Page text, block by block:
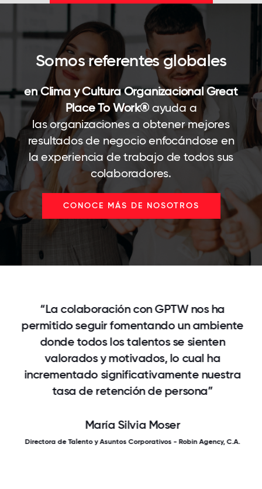
Somos referentes globales
en Clima y Cultura Organizacional Great
Place To Work®ayuda a
las organizaciones a obtener mejores
resultados de negocio enfocándose en
la experiencia de trabajo de todos sus
colaboradores.
CONOCE MÁS DE NOSOTROS
“La colaboración con GPTW nos ha
permitido seguir fomentando un ambiente
donde todos los talentos se sienten
valorados y motivados, lo cual ha
incrementado significativamente nuestra
tasa de retención de persona”
María Silvia Moser
Directora de Talento y Asuntos Corporativos - Robin Agency, C.A.